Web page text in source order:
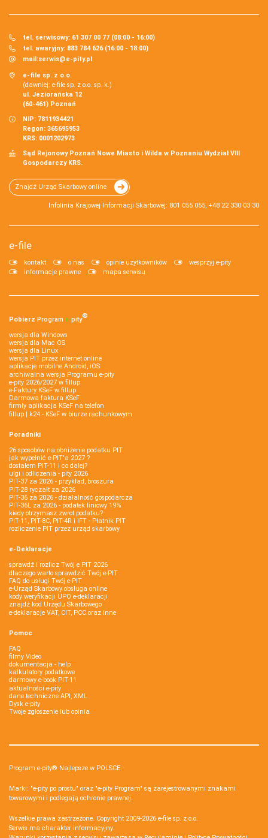
tel. serwisowy: 61 307 00 77 (08:00 - 16:00)
tel. awaryjny: 883 784 626 (16:00 - 18:00)
mail:serwis@e-pity.pl
e-file sp. z o.o.
(dawniej: e-file sp. z o.o. sp. k.)
ul. Jeziorańska 12
(60-461) Poznań
NIP: 7811934421
Regon: 365695953
KRS: 0001202973
Sąd Rejonowy Poznań Nowe Miasto i Wilda w Poznaniu Wydział VIII
Gospodarczy KRS.
Znajdź Urząd Skarbowy online
Infolinia Krajowej Informacji Skarbowej: 801 055 055, +48 22 330 03 30
e-file
kontakt o nas opinie użytkowników
wesprzyj e-pity
informacje prawne
mapa serwisu
Pobierz Program e‑pity®
wersja dla Windows
wersja dla Mac OS
wersja dla Linux
wersja PIT przez internet online
aplikacje mobilne Android, iOS
archiwalna wersja Programu e-pity
e-pity 2026/2027 w fillup
e‑Faktury KSeF w fillup
Darmowa faktura KSeF
firmly aplikacja KSeF na telefon
fillup | k24 - KSeF w biurze rachunkowym
Poradniki
26 sposobów na obniżenie podatku PIT
jak wypełnić e-PIT'a 2027 ?
dostałem PIT-11 i co dalej?
ulgi i odliczenia - pity 2026
PIT-37 za 2026 - przykład, broszura
PIT-28 ryczałt za 2026
PIT-36 za 2026 - działalność gospodarcza
PIT-36L za 2026 - podatek liniowy 19%
kiedy otrzymasz zwrot podatku?
PIT-11, PIT-8C, PIT-4R i IFT - Płatnik PIT
rozliczenie PIT przez urząd skarbowy
e-Deklaracje
sprawdź i rozlicz Twój e PIT 2026
dlaczego warto sprawdzić Twój e-PIT
FAQ do usługi Twój e-PIT
e-Urząd Skarbowy obsługa online
kody weryfikacji UPO e-deklaracji
znajdź kod Urzędu Skarbowego
e-deklaracje VAT, CIT, PCC oraz inne
Pomoc
FAQ
filmy Video
dokumentacja - help
kalkulatory podatkowe
darmowy e-book PIT-11
aktualności e-pity
dane techniczne API, XML
Dysk e-pity
Twoje zgłoszenie lub opinia
Program e-pity® Najlepsze w POLSCE.
Marki: "e-pity po prostu" oraz "e-pity Program" są zarejestrowanymi znakami
towarowymi i podlegają ochronie prawnej.
Wszelkie prawa zastrzeżone. Copyright 2009-2026 e-file sp. z o.o.
Serwis ma charakter informacyjny.